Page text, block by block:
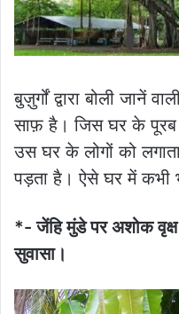
बुज़ुर्गों द्वारा बोली जानें
साफ़ है। जिस घर के पूरब
उस घर के लोगों को
पड़ता है। ऐसे घर में कभी
*- जेंहि मुंडे पर अशोक
सुवासा।